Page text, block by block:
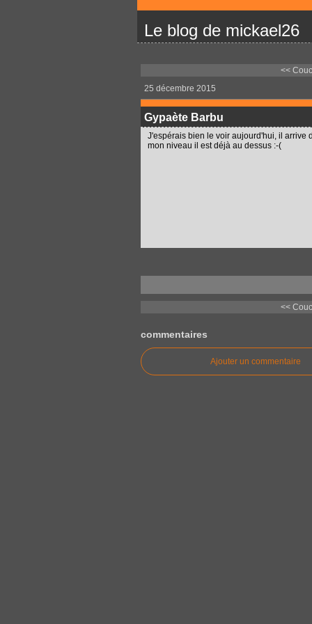
Le blog de mickael26
<<
25 décembre 2015
Gypaète Barbu
J'espérais bien le voir aujourd'hui, il arrive
mon niveau il est déjà au dessus :-(
<<
commentaires
Ajouter un commentaire